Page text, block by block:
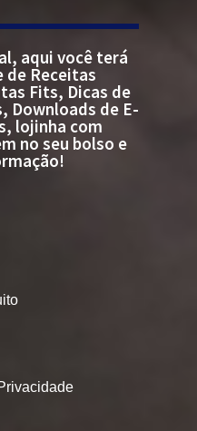
aqui você terá
de Receitas
Fits, Dicas de
Downloads de E-
lojinha com
no seu bolso e